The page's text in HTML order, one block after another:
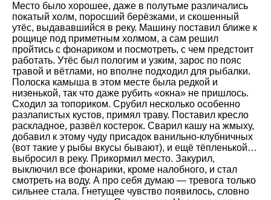
Место было хорошее, даже в полутьме различались
покатый холм, поросший берёзками, и скошенный
утёс, выдававшийся в реку. Машину поставил ближе к
рощице под приметным холмом, а сам решил
пройтись с фонариком и посмотреть, с чем предстоит
работать. Утёс был пологим и узким, зарос по пояс
травой и вётлами, но вполне подходил для рыбалки.
Полоска камыша в этом месте была редкой и
низенькой, так что даже рубить «окна» не пришлось.
Сходил за топориком. Срубил несколько особенно
разлапистых кустов, примял траву. Поставил кресло
раскладное, развёл костерок. Сварил кашу на жмыху,
добавил к этому чуду присадок ванильно-клубничных
(вот такие у рыбы вкусы бывают), и ещё тёпленькой…
выбросил в реку. Прикормил место. Закурил,
выключил все фонарики, кроме налобного, и стал
смотреть на воду. А про себя думаю — тревога только
сильнее стала. Гнетущее чувство появилось, словно